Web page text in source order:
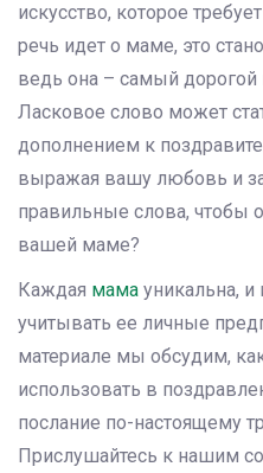
искусство, которое
речь идет о маме, это
ведь она – самый дорогой
Ласковое слово может
дополнением к
выражая вашу любовь и
правильные слова, чтобы
вашей маме?
Каждая мама уникальна, и
учитывать ее личные
материале мы обсудим,
использовать в
послание по-настоящему
Прислушайтесь к нашим